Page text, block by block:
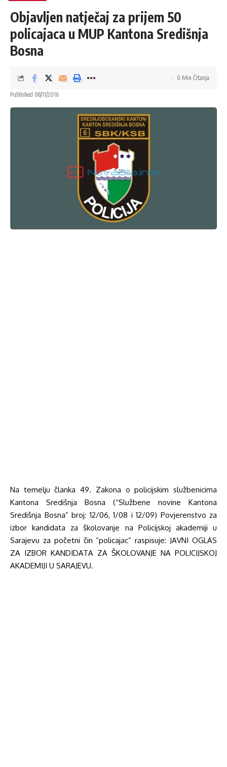
Objavljen natječaj za prijem 50
policajaca u MUP Kantona Središnja
Bosna
Published 08/11/2016
0 Min Čitanja
Na temelju članka 49. Zakona o policijskim službenicima
Kantona Središnja Bosna (“Službene novine Kantona
Središnja Bosna” broj: 12/06, 1/08 i 12/09) Povjerenstvo za
izbor kandidata za školovanje na Policijskoj akademiji u
Sarajevu za početni čin “policajac” raspisuje: JAVNI OGLAS
ZA IZBOR KANDIDATA ZA ŠKOLOVANJE NA POLICIJSKOJ
AKADEMIJI U SARAJEVU.